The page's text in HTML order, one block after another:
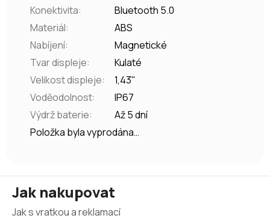
Konektivita:
Bluetooth 5.0
Materiál:
ABS
Nabíjení:
Magnetické
Tvar displeje:
Kulaté
Velikost displeje:
1,43"
Voděodolnost:
IP67
Výdrž baterie:
Až 5 dní
Položka byla vyprodána…
Jak nakupovat
Jak s vratkou a reklamací